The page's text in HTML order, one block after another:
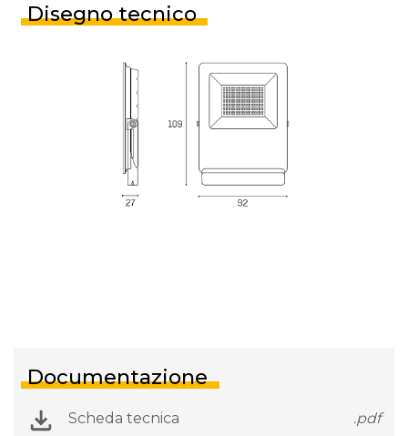
Disegno tecnico
Documentazione
Scheda tecnica .pdf